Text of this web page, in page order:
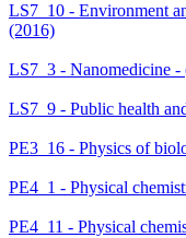
LS7_10 - Environment
(2016)
LS7_3 - Nanomedicine -
LS7_9 - Public health
PE3_16 - Physics of
PE4_1 - Physical
PE4_11 - Physical